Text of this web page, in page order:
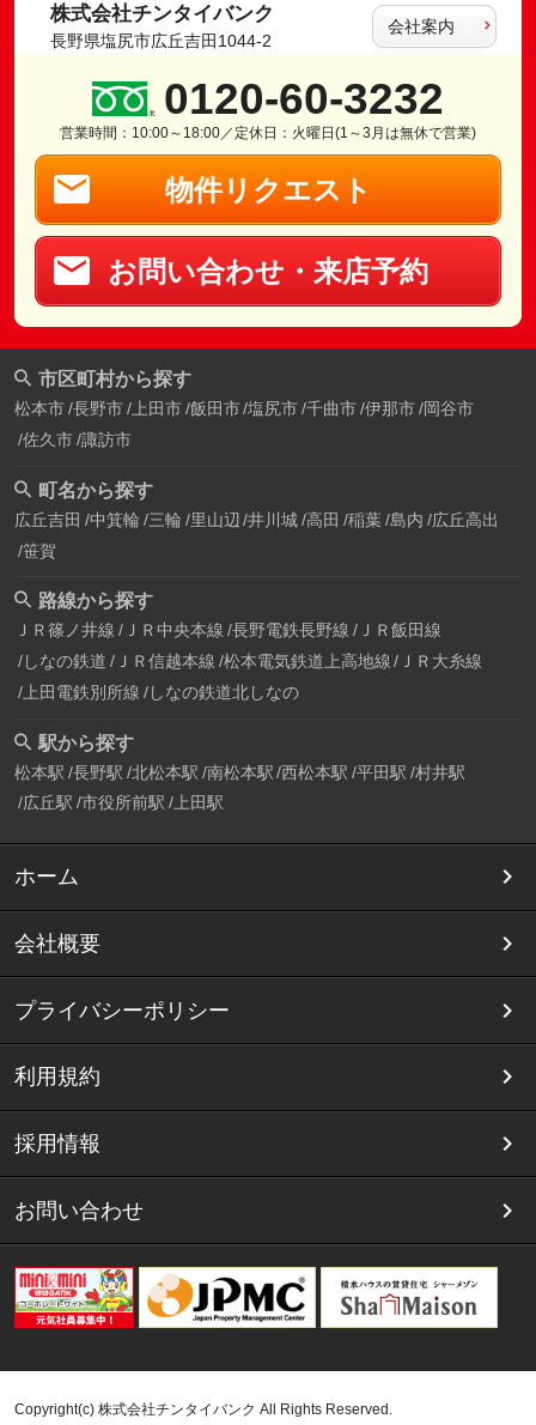
株式会社チンタイバンク
長野県塩尻市広丘吉田1044-2
会社案内
0120-60-3232
営業時間：10:00～18:00／定休日：火曜日(1～3月は無休で営業)
物件リクエスト
お問い合わせ・来店予約
市区町村から探す
松本市 長野市 上田市 飯田市 塩尻市 千曲市 伊那市 岡谷市
佐久市 諏訪市
町名から探す
広丘吉田 中箕輪 三輪 里山辺 井川城 高田 稲葉 島内 広丘高出
笹賀
路線から探す
ＪＲ篠ノ井線 ＪＲ中央本線 長野電鉄長野線 ＪＲ飯田線
しなの鉄道 ＪＲ信越本線 松本電気鉄道上高地線
ＪＲ大糸線
上田電鉄別所線 しなの鉄道北しなの
駅から探す
松本駅 長野駅 北松本駅 南松本駅 西松本駅 平田駅 村井駅
広丘駅 市役所前駅 上田駅
ホーム
会社概要
プライバシーポリシー
利用規約
採用情報
お問い合わせ
Copyright(c) 株式会社チンタイバンク All Rights Reserved.